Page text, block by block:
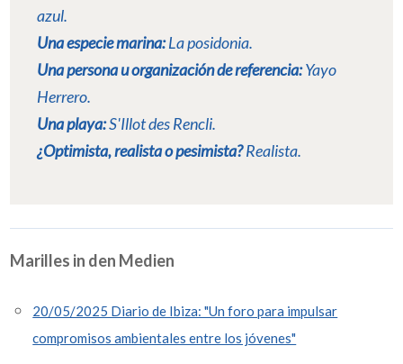
azul.
Una especie marina:La posidonia.
Una persona u organización de referencia:Yayo
Herrero.
Una playa:S'Illot des Rencli.
¿Optimista, realista o pesimista?Realista.
Marilles in den Medien
20/05/2025 Diario de Ibiza: "Un foro para impulsar
compromisos ambientales entre los jóvenes"